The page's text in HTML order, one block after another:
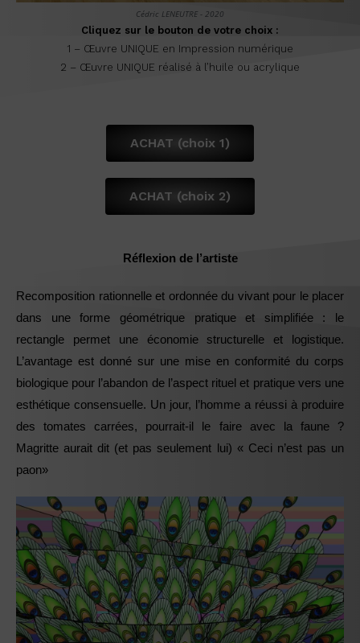
Cédric LENEUTRE - 2020
Cliquez sur le bouton de votre choix :
1 – Œuvre UNIQUE en Impression numérique
2 – Œuvre UNIQUE réalisé à l’huile ou acrylique
ACHAT (choix 1)
ACHAT (choix 2)
Réflexion de l’artiste
Recomposition rationnelle et ordonnée du vivant pour le placer
dans une forme géométrique pratique et simplifiée : le
rectangle permet une économie structurelle et logistique.
L’avantage est donné sur une mise en conformité du corps
biologique pour l’abandon de l’aspect rituel et pratique vers une
esthétique consensuelle. Un jour, l’homme a réussi à produire
des tomates carrées, pourrait-il le faire avec la faune ?
Magritte aurait dit (et pas seulement lui) « Ceci n’est pas un
paon»